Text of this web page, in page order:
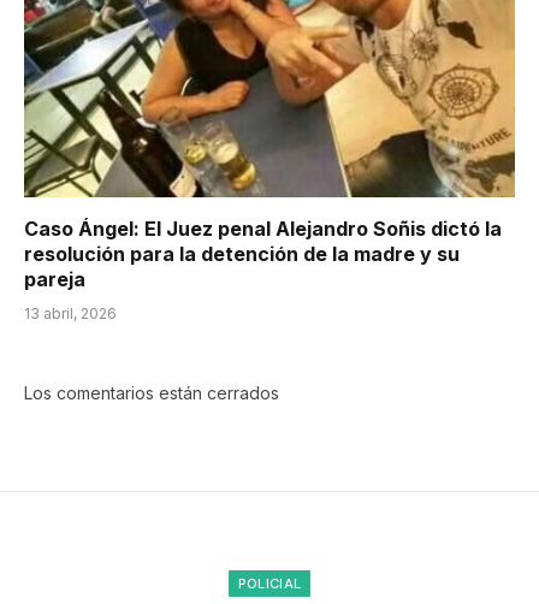
Caso Ángel: El Juez penal Alejandro Soñis dictó la
resolución para la detención de la madre y su
pareja
13 abril, 2026
Los comentarios están cerrados
POLICIAL